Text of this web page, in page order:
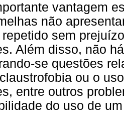
vantagem
não
sem
Além disso, não
se questões
ou o
entre outros
do uso de